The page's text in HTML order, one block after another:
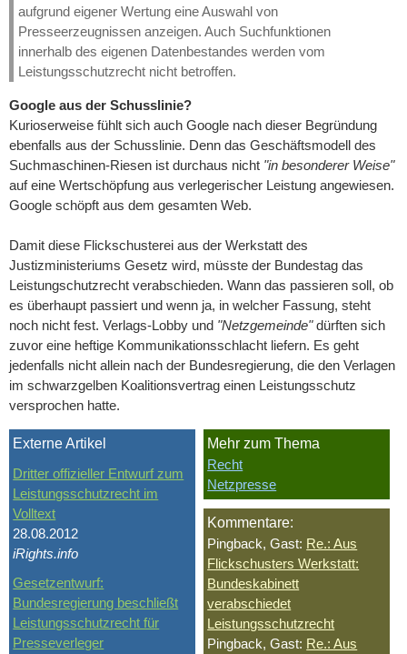
aufgrund eigener Wertung eine Auswahl von
Presseerzeugnissen anzeigen. Auch Suchfunktionen
innerhalb des eigenen Datenbestandes werden vom
Leistungsschutzrecht nicht betroffen.
Google aus der Schusslinie?
Kurioserweise fühlt sich auch Google nach dieser Begründung
ebenfalls aus der Schusslinie. Denn das Geschäftsmodell des
Suchmaschinen-Riesen ist durchaus nicht "in besonderer Weise"
auf eine Wertschöpfung aus verlegerischer Leistung angewiesen.
Google schöpft aus dem gesamten Web.
Damit diese Flickschusterei aus der Werkstatt des
Justizministeriums Gesetz wird, müsste der Bundestag das
Leistungschutzrecht verabschieden. Wann das passieren soll, ob
es überhaupt passiert und wenn ja, in welcher Fassung, steht
noch nicht fest. Verlags-Lobby und "Netzgemeinde"dürften sich
zuvor eine heftige Kommunikationsschlacht liefern. Es geht
jedenfalls nicht allein nach der Bundesregierung, die den Verlagen
im schwarzgelben Koalitionsvertrag einen Leistungsschutz
versprochen hatte.
Externe Artikel
Dritter offizieller Entwurf zum
Leistungsschutzrecht im
Volltext
28.08.2012
iRights.info
Gesetzentwurf:
Bundesregierung beschließt
Leistungsschutzrecht für
Presseverleger
Mehr zum Thema
Recht
Netzpresse
Kommentare:
Pingback, Gast: Re.: Aus
Flickschusters Werkstatt:
Bundeskabinett
verabschiedet
Leistungsschutzrecht
Pingback, Gast: Re.: Aus